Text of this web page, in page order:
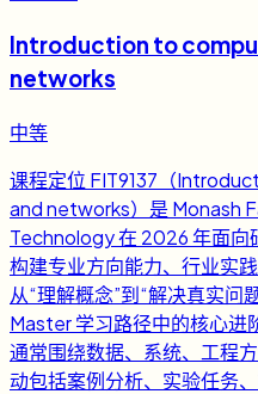
Introduction to
networks
中等
课程定位 FIT9137（
and networks）是 Monash
Technology 在 2026 年面向
构建专业方向能力、行业实
从“理解概念”到“解决真实问
Master 学习路径中的核心进
通常围绕数据、系统、工程
动包括案例分析、实验任务